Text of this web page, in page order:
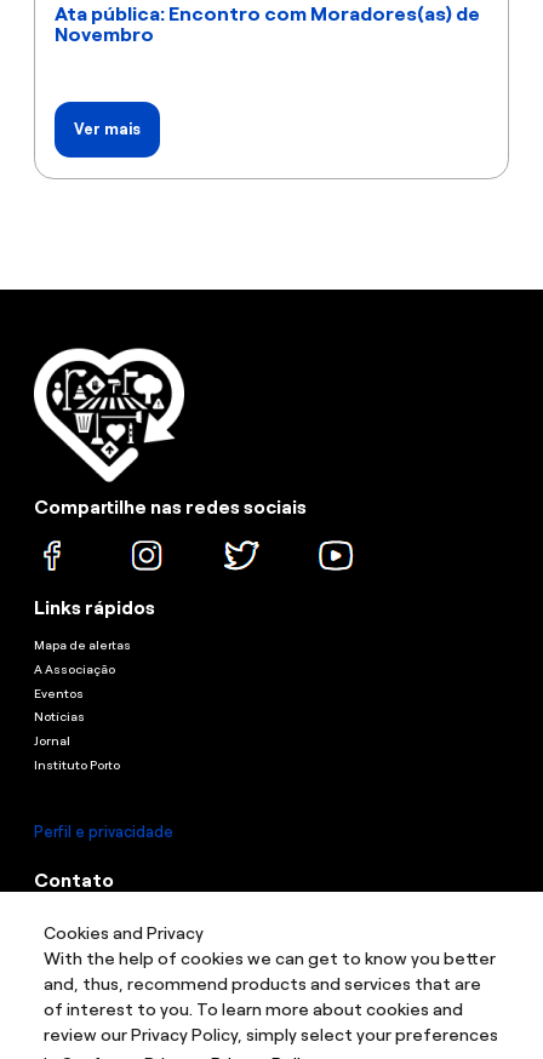
Cookies and Privacy
With the help of cookies we can get to know you better
and, thus, recommend products and services that are
of interest to you. To learn more about cookies and
review our Privacy Policy, simply select your preferences
Ata pública: Encontro com Moradores(as) de
Novembro
Ver mais
Compartilhe nas redes sociais
Links rápidos
Mapa de alertas
A Associação
Eventos
Notícias
Jornal
Instituto Porto
Perfil e privacidade
Contato
Endereço:Rua Guaianazes, 1087 - Campos Elíseos, São Paulo - Sp, 01204-
003